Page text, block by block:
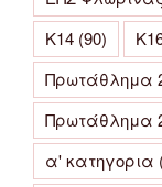
Κ14 (90)
Πρωτάθλημα
Πρωτάθλημα
α' κατηγορια